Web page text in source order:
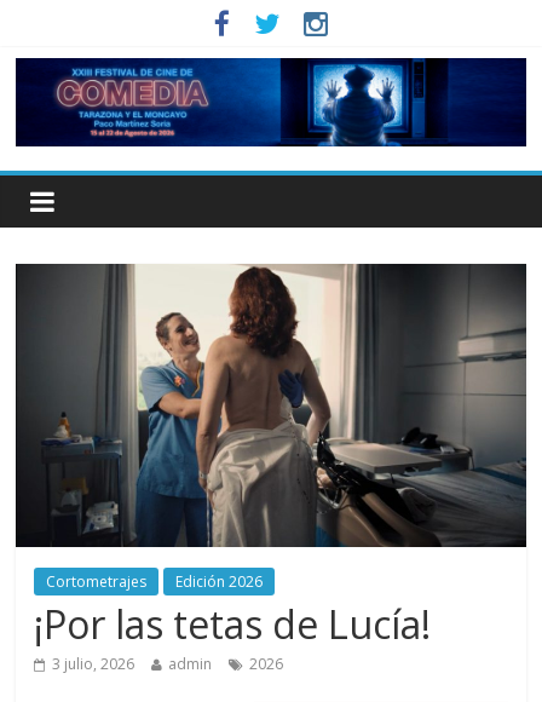
Cortometrajes Edición 2026
¡Por las tetas de Lucía!
3 julio, 2026 admin 2026